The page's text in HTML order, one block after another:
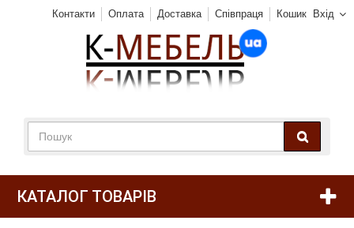
Вхід
Контакти Оплата Доставка Співпраця Кошик
КАТАЛОГ ТОВАРІВ